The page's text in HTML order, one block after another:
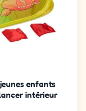
enfants
intérieur